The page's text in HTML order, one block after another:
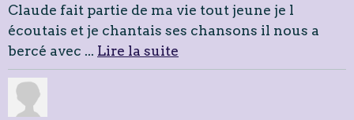
Claude fait partie de ma vie tout jeune je l
écoutais et je chantais ses chansons il nous a
bercé avec ... Lire la suite